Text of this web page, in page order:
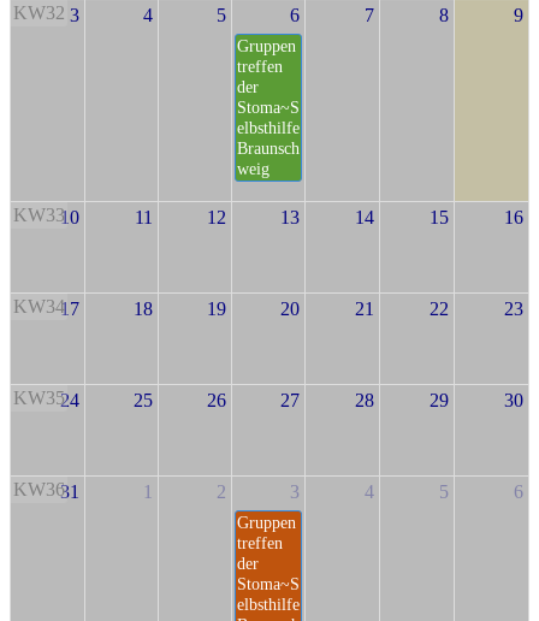
KW32 3 4 5 6
Gruppen
treffen
der
Stoma~S
elbsthilfe
Braunsch
weig
7 8 9
KW3310 11 12 13 14 15 16
KW3417 18 19 20 21 22 23
KW3524 25 26 27 28 29 30
KW3631 1 2 3
Gruppen
treffen
der
Stoma~S
elbsthilfe
4 5 6